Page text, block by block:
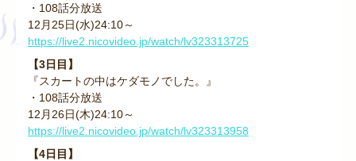
・108話分放送
12月25日(水)24:10～
https://live2.nicovideo.jp/watch/lv323313725
【3日目】
『スカートの中はケダモノでした。』
・108話分放送
12月26日(木)24:10～
https://live2.nicovideo.jp/watch/lv323313958
【4日目】